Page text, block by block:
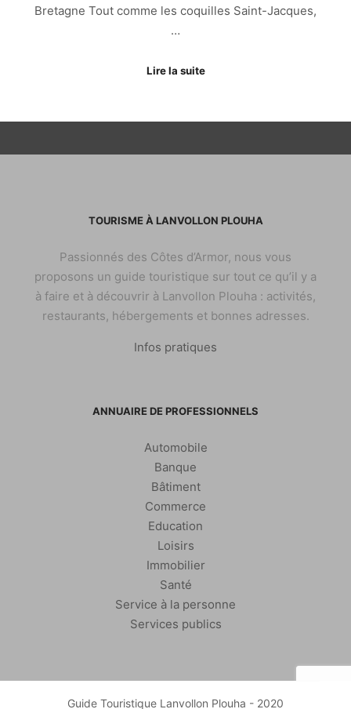
Bretagne Tout comme les coquilles Saint-Jacques,
…
Lire la suite
TOURISME À LANVOLLON PLOUHA
Passionnés des Côtes d’Armor, nous vous
proposons un guide touristique sur tout ce qu’il y a
à faire et à découvrir à Lanvollon Plouha : activités,
restaurants, hébergements et bonnes adresses.
Infos pratiques
ANNUAIRE DE PROFESSIONNELS
Automobile
Banque
Bâtiment
Commerce
Education
Loisirs
Immobilier
Santé
Service à la personne
Services publics
Guide Touristique Lanvollon Plouha - 2020